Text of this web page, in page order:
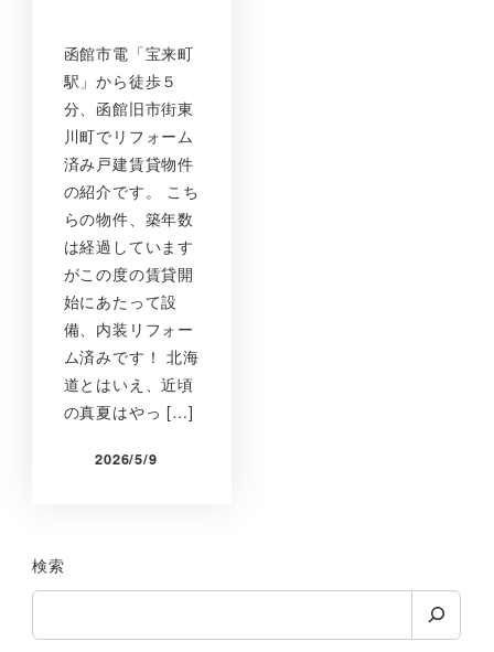
函館市電「宝来町
駅」から徒歩５
分、函館旧市街東
川町でリフォーム
済み戸建賃貸物件
の紹介です。 こち
らの物件、築年数
は経過しています
がこの度の賃貸開
始にあたって設
備、内装リフォー
ム済みです！ 北海
道とはいえ、近頃
の真夏はやっ […]
2026/5/9
検索